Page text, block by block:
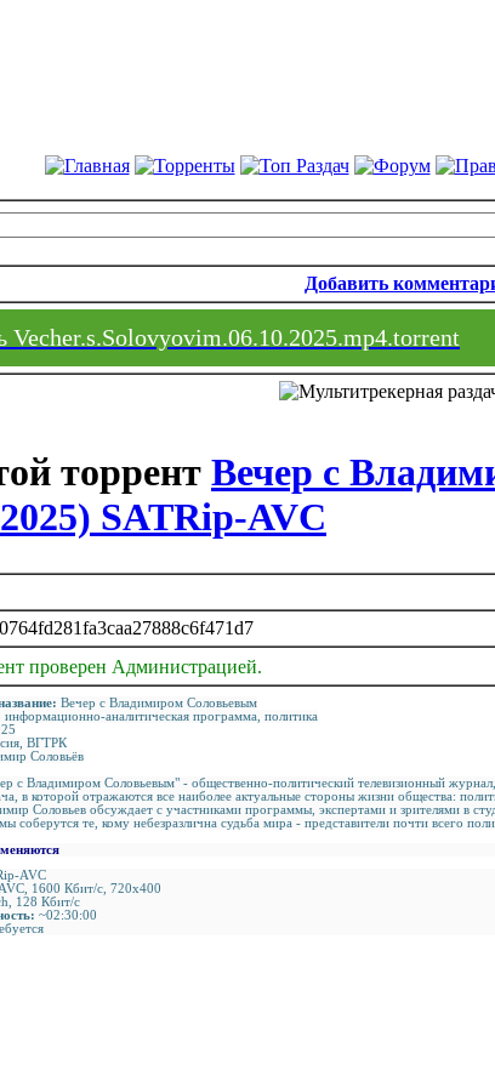
Добавить
Vecher.s.Solovyovim.06.10.2025.mp4.torrent
Вечер с
SATRip-AVC
проверен Администрацией.
Вечер с Владимиром Соловьевым
аналитическая программа, политика
ВГТРК
Соловьёв
с Владимиром Соловьевым" - общественно-политический телевизионный
в которой отражаются все наиболее актуальные стороны жизни общества:
Соловьев обсуждает с участниками программы, экспертами и зрителями в
соберутся те, кому небезразлична судьба мира - представители почти всего
AVC
1600 Кбит/с, 720x400
128 Кбит/с
~02:30:00